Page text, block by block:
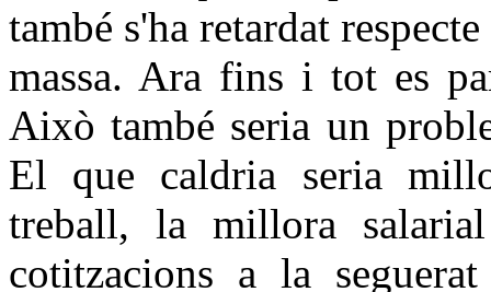
també s'ha retardat
massa. Ara fins i tot es
Això també seria un
El que caldria seria
treball, la millora
cotitzacions a la